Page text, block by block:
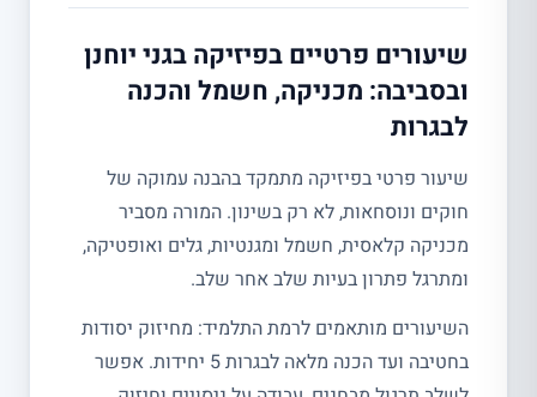
שיעורים פרטיים בפיזיקה בגני יוחנן
ובסביבה: מכניקה, חשמל והכנה
לבגרות
שיעור פרטי בפיזיקה מתמקד בהבנה עמוקה של
חוקים ונוסחאות, לא רק בשינון. המורה מסביר
מכניקה קלאסית, חשמל ומגנטיות, גלים ואופטיקה,
ומתרגל פתרון בעיות שלב אחר שלב.
השיעורים מותאמים לרמת התלמיד: מחיזוק יסודות
בחטיבה ועד הכנה מלאה לבגרות 5 יחידות. אפשר